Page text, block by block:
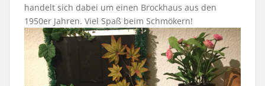
handelt sich dabei um einen Brockhaus aus den
1950er Jahren. Viel Spaß beim Schmökern!